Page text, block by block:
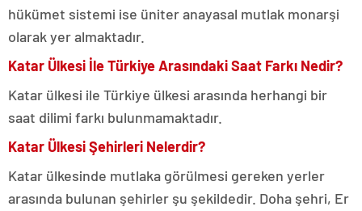
hükümet sistemi ise üniter anayasal mutlak monarşi
olarak yer almaktadır.
Katar Ülkesi İle Türkiye Arasındaki Saat Farkı Nedir?
Katar ülkesi ile Türkiye ülkesi arasında herhangi bir
saat dilimi farkı bulunmamaktadır.
Katar Ülkesi Şehirleri Nelerdir?
Katar ülkesinde mutlaka görülmesi gereken yerler
arasında bulunan şehirler şu şekildedir. Doha şehri, Er